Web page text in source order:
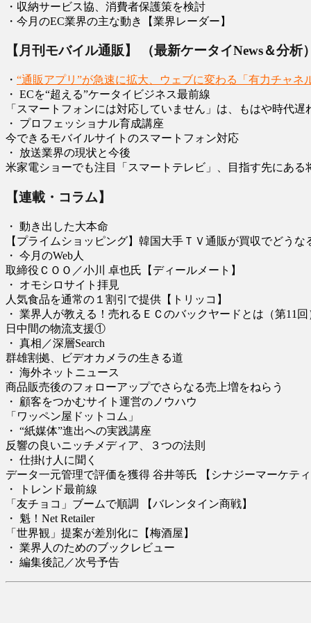
・収納サービス協、消費者保護策を検討
・今月のEC業界の主な動き【業界レーダー】
【月刊モバイル通販】 （最新ケータイNews＆分析）
・ “通販アプリ”が急速に拡大、ウェブに変わる「有力チャネ
・ ECを“超える”ケータイビジネス最前線
「スマートフォンには対応していません」は、もはや時代遅
・ プロフェッショナル育成講座
今できるモバイルサイトのスマートフォン対応
・ 放送業界の現状と今後
米家電ショーでも注目「スマートテレビ」、目指す先にある
【連載・コラム】
・ 動き出した大本命
【プライムショッピング】韓国大手ＴＶ通販が買収でどうな
・ 今月のWeb人
取締役ＣＯＯ／小川 卓也氏【ディールメート】
・ オモシロサイト拝見
人気食品を通常の１割引で提供【トリッコ】
・ 業界人が教える！売れるＥＣのバックヤードとは（第11回
日中間の物流支援①
・ 真相／深層Search
群雄割拠、ビデオカメラの生きる道
・ 海外ネットニュース
商品販売後のフォローアップでさらなる売上増をねらう
・ 顧客をつかむサイト運営のノウハウ
「ワッペン屋ドットコム」
・ “紙媒体”進出への実践講座
反響の良いニッチメディア、３つの法則
・ 仕掛け人に聞く
データ一元管理で評価を獲得 谷井等氏 【シナジーマーケティ
・ トレンド最前線
「友チョコ」ブームで順調 【バレンタイン商戦】
・ 魁！Net Retailer
「世界観」提案が差別化に【梅酒屋】
・ 業界人のためのブックレビュー
・ 編集後記／次号予告